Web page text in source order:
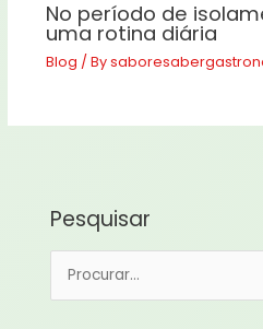
No período de
uma rotina diária
Blog / By
Pesquisar